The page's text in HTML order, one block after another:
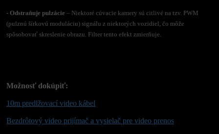
- Odstraňuje pulzácie – Niektoré cúvacie kamery sú citlivé na tzv. PWM
(pulznú šírkovú moduláciu) signálu z niektorých vozidiel, čo môže
spôsobovať skreslenie obrazu. Filter tento efekt zmierňuje.
Možnosť dokúpiť:
10m predlžovací video kábel
Bezdrôtový video prijímač a vysielač pre video prenos